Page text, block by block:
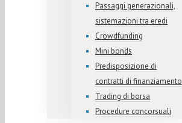
Passaggi generazionali,
sistemazioni tra eredi
Crowdfunding
Mini bonds
Predisposizione di
contratti di finanziamento
Trading di borsa
Procedure concorsuali